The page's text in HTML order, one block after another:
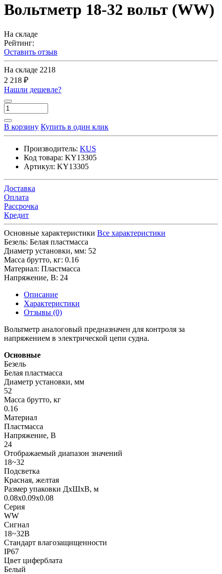
Вольтметр 18-32 вольт (WW)
На складе
Рейтинг:
Оставить отзыв
На складе 2218
2 218 ₽
Нашли дешевле?
В корзину Купить в один клик
Производитель: KUS
Код товара: KY13305
Артикул: KY13305
Доставка
Оплата
Рассрочка
Кредит
Основные характеристики Все характеристики
Безель: Белая пластмасса
Диаметр установки, мм: 52
Масса брутто, кг: 0.16
Материал: Пластмасса
Напряжение, В: 24
Описание
Характеристики
Отзывы (0)
Вольтметр аналоговый предназначен для контроля за
напряжением в электрической цепи судна.
Основные
Безель
Белая пластмасса
Диаметр установки, мм
52
Масса брутто, кг
0.16
Материал
Пластмасса
Напряжение, В
24
Отображаемый диапазон значений
18~32
Подсветка
Красная, желтая
Размер упаковки ДхШхВ, м
0.08x0.09x0.08
Серия
WW
Сигнал
18~32В
Стандарт влагозащищенности
IP67
Цвет циферблата
Белый